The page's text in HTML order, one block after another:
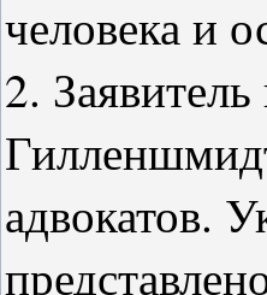
человека и
2.
адвокатов.